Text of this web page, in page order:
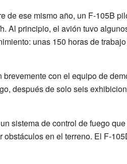
de ese mismo año, un F-105B
Al principio, el avión tuvo
unas 150 horas de
con el equipo de
después de solo seis
sistema de control de fuego
en el terreno. El F-